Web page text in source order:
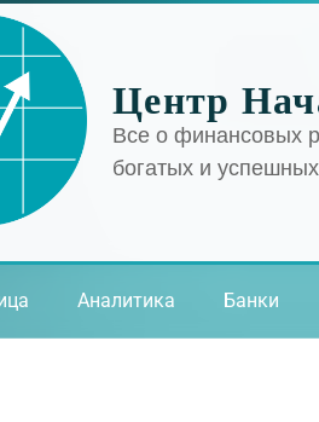
Центр
Все о финансовых
богатых и успешных
Аналитика Банки